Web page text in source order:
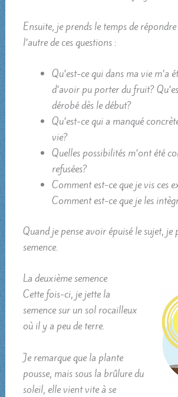
Ensuite, je prends le temps de répondre
l’autre de ces questions :
Qu’est-ce qui dans ma vie m’a
d’avoir pu porter du fruit?
dérobé dès le début?
Qu’est-ce qui a manqué
vie?
Quelles possibilités m’ont été
refusées?
Comment est-ce que je vis ces
Comment est-ce que je les
Quand je pense avoir épuisé le sujet, je
semence.
La deuxième semence
Cette fois-ci, je jette la
semence sur un sol rocailleux
où il y a peu de terre.
Je remarque que la plante
pousse, mais sous la brûlure du
soleil, elle vient vite à se